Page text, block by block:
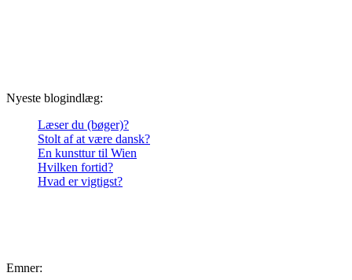
Nyeste blogindlæg:
Læser du (bøger)?
Stolt af at være dansk?
En kunsttur til Wien
Hvilken fortid?
Hvad er vigtigst?
Emner: